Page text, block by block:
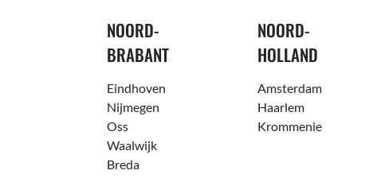
NOORD-
BRABANT
Eindhoven
Nijmegen
Oss
Waalwijk
Breda
NOORD-
HOLLAND
Amsterdam
Haarlem
Krommenie